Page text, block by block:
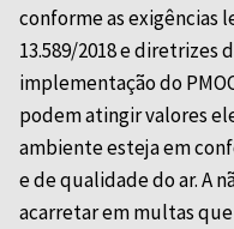
conforme as exigências
13.589/2018 e diretrizes
implementação do
podem atingir valores
ambiente esteja em
e de qualidade do ar. A
acarretar em multas